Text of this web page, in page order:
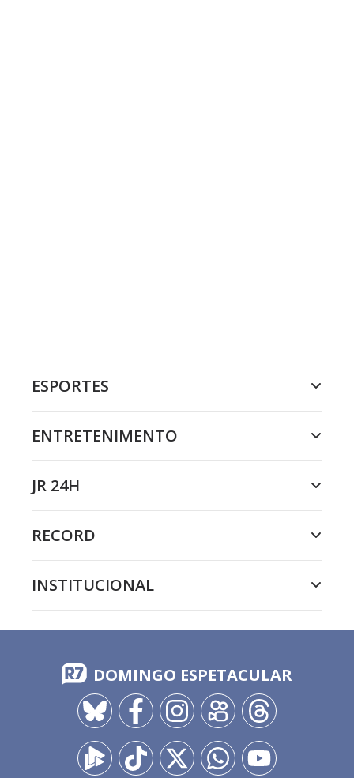
ESPORTES
ENTRETENIMENTO
JR 24H
RECORD
INSTITUCIONAL
DOMINGO ESPETACULAR